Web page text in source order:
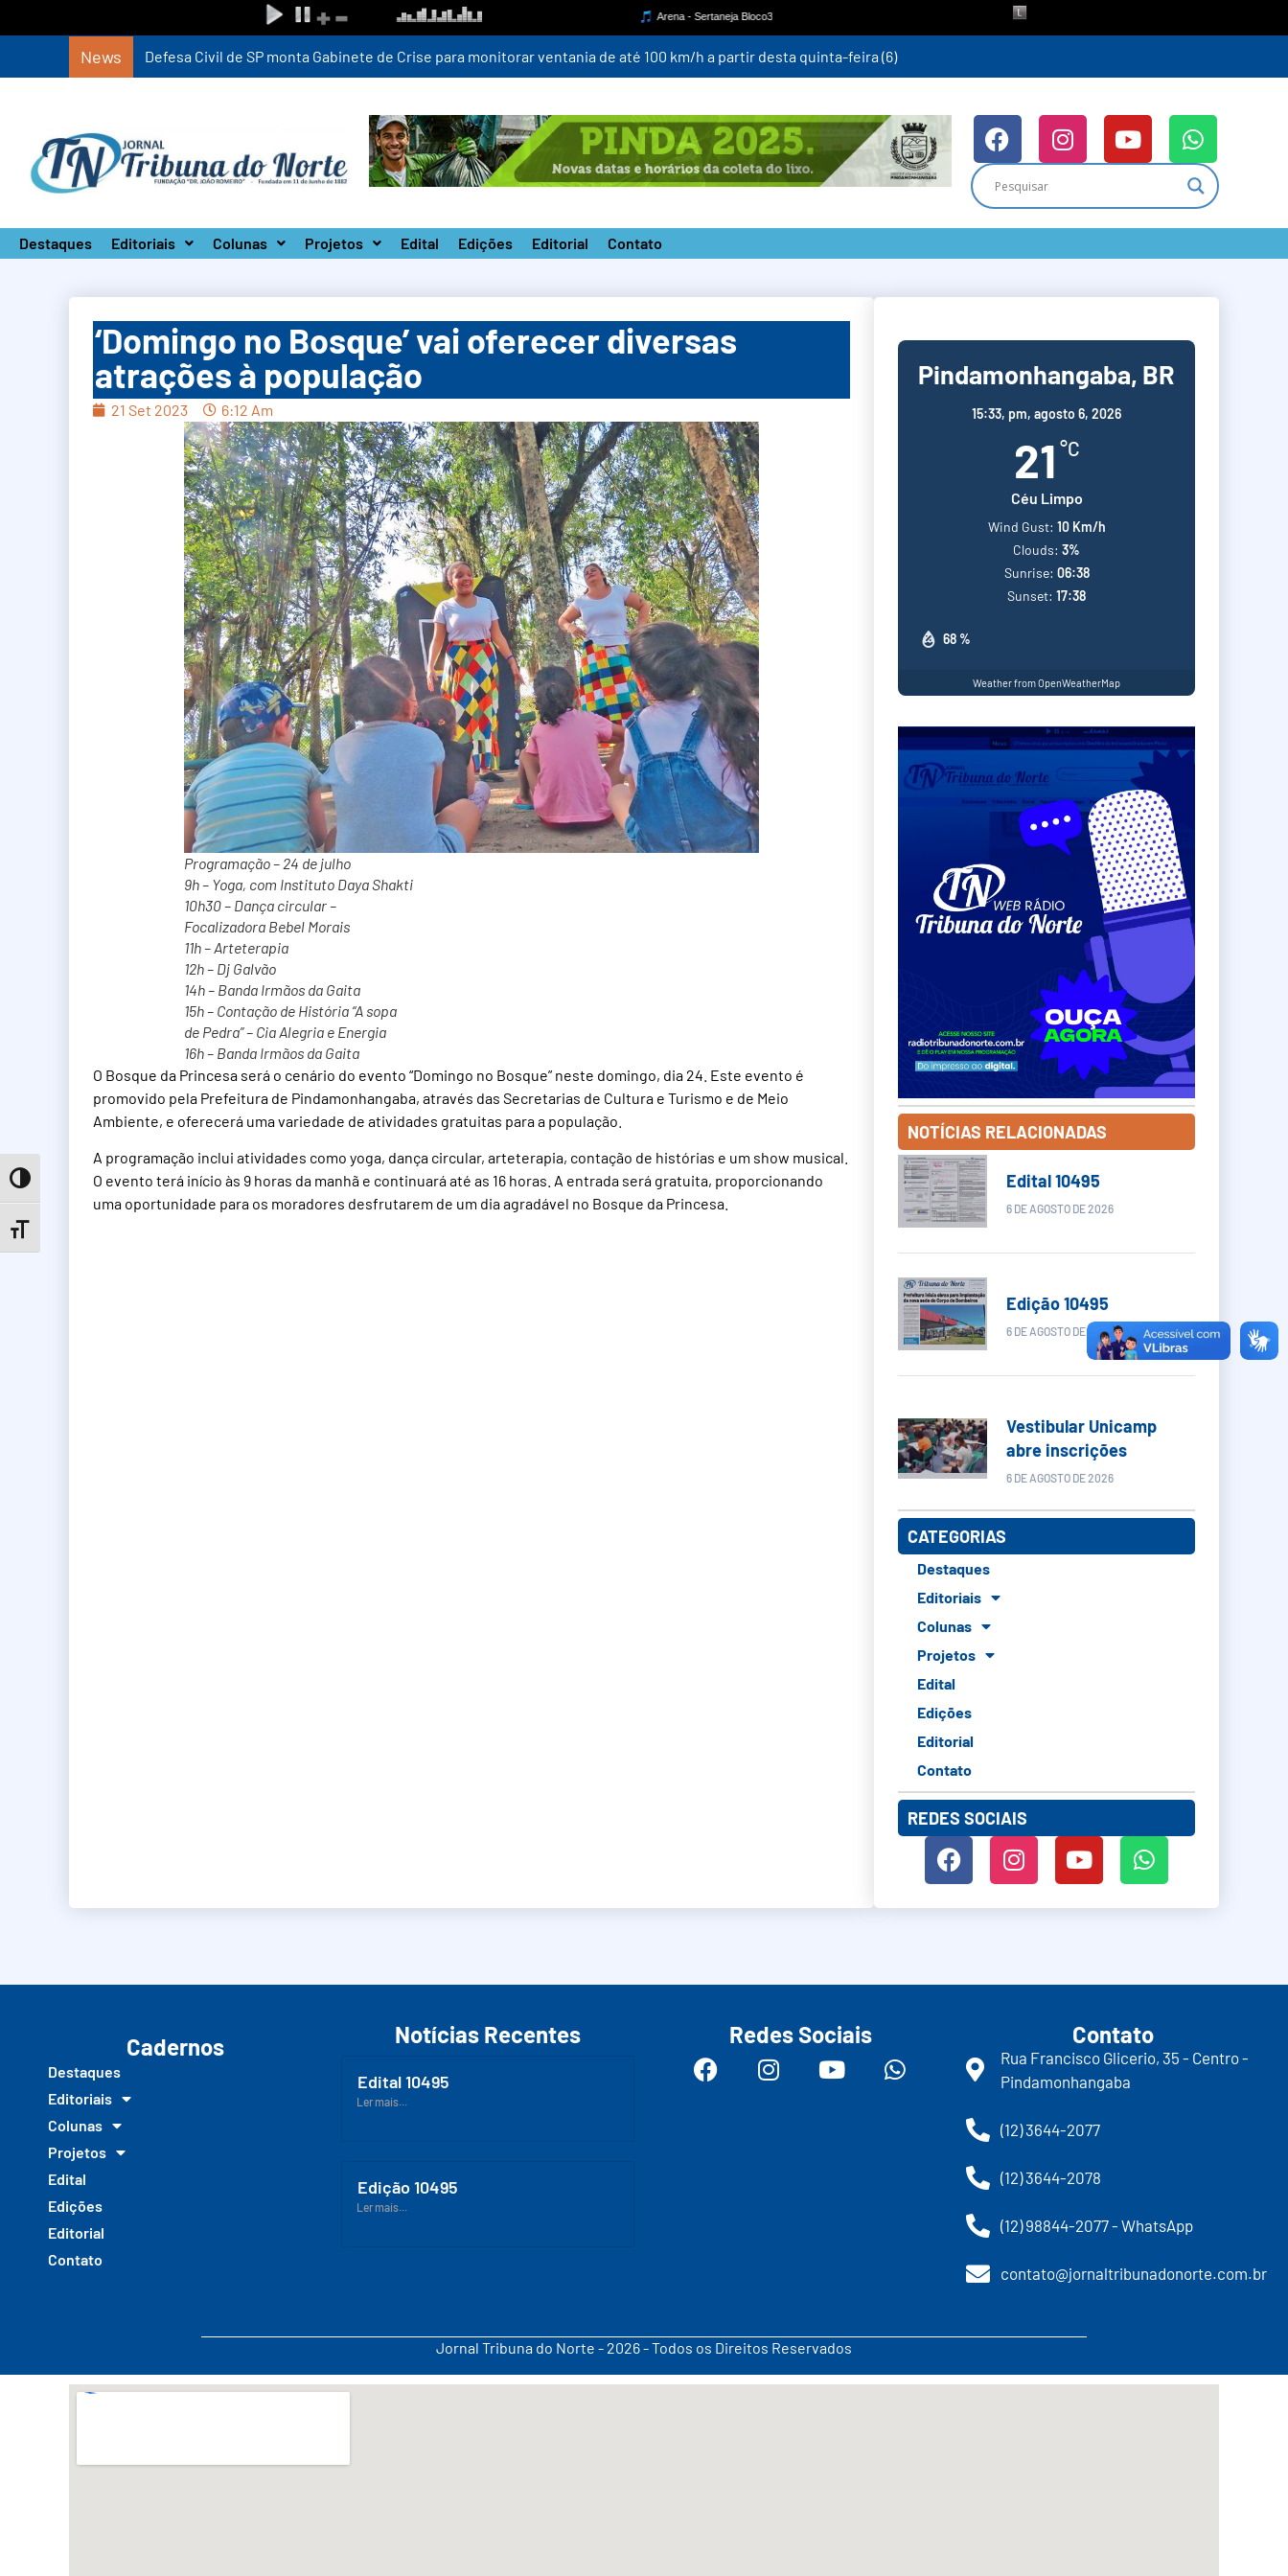
Toggle High Contrast
Toggle Font size
News Defesa Civil de SP monta Gabinete de Crise para monitorar ventania de até 100 km/h a partir desta quinta-feira (6)
Destaques Editoriais Colunas Projetos Edital Edições Editorial Contato
‘Domingo no Bosque’ vai oferecer diversas
atrações à população
21 Set 2023 6:12 Am
Programação – 24 de julho
9h – Yoga, com Instituto Daya Shakti
10h30 – Dança circular –
Focalizadora Bebel Morais
11h – Arteterapia
12h – Dj Galvão
14h – Banda Irmãos da Gaita
15h – Contação de História “A sopa
de Pedra” – Cia Alegria e Energia
16h – Banda Irmãos da Gaita
O Bosque da Princesa será o cenário do evento “Domingo no Bosque” neste domingo, dia 24. Este evento é
promovido pela Prefeitura de Pindamonhangaba, através das Secretarias de Cultura e Turismo e de Meio
Ambiente, e oferecerá uma variedade de atividades gratuitas para a população.
A programação inclui atividades como yoga, dança circular, arteterapia, contação de histórias e um show musical.
O evento terá início às 9 horas da manhã e continuará até as 16 horas. A entrada será gratuita, proporcionando
uma oportunidade para os moradores desfrutarem de um dia agradável no Bosque da Princesa.
Pindamonhangaba, BR
15:33, pm, agosto 6, 2026
21 °C
Céu Limpo
68 %
Wind Gust: 10 Km/h
Clouds: 3%
Sunrise: 06:38
Sunset: 17:38
Weather from OpenWeatherMap
NOTÍCIAS RELACIONADAS
Edital 10495
6 DE AGOSTO DE 2026
Edição 10495
6 DE AGOSTO DE 2026
Vestibular Unicamp
abre inscrições
6 DE AGOSTO DE 2026
CATEGORIAS
Destaques
Editoriais
Colunas
Projetos
Edital
Edições
Editorial
Contato
REDES SOCIAIS
Cadernos
Destaques
Editoriais
Colunas
Projetos
Edital
Edições
Editorial
Contato
Notícias Recentes
Edital 10495
Ler mais...
Edição 10495
Ler mais...
Redes Sociais Contato
Rua Francisco Glicerio, 35 - Centro -
Pindamonhangaba
(12) 3644-2077
(12) 3644-2078
(12) 98844-2077 - WhatsApp
contato@jornaltribunadonorte.com.br
Jornal Tribuna do Norte - 2026 - Todos os Direitos Reservados